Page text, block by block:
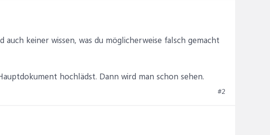
keiner wissen, was du möglicherweise falsch gemacht
hochlädst. Dann wird man schon sehen.
#2